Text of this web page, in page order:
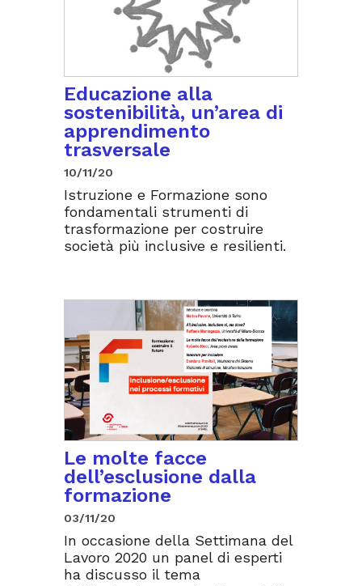
Educazione alla
sostenibilità, un’area di
apprendimento
trasversale
10/11/20
Istruzione e Formazione sono
fondamentali strumenti di
trasformazione per costruire
società più inclusive e resilienti.
Le molte facce
dell’esclusione dalla
formazione
03/11/20
In occasione della Settimana del
Lavoro 2020 un panel di esperti
ha discusso il tema